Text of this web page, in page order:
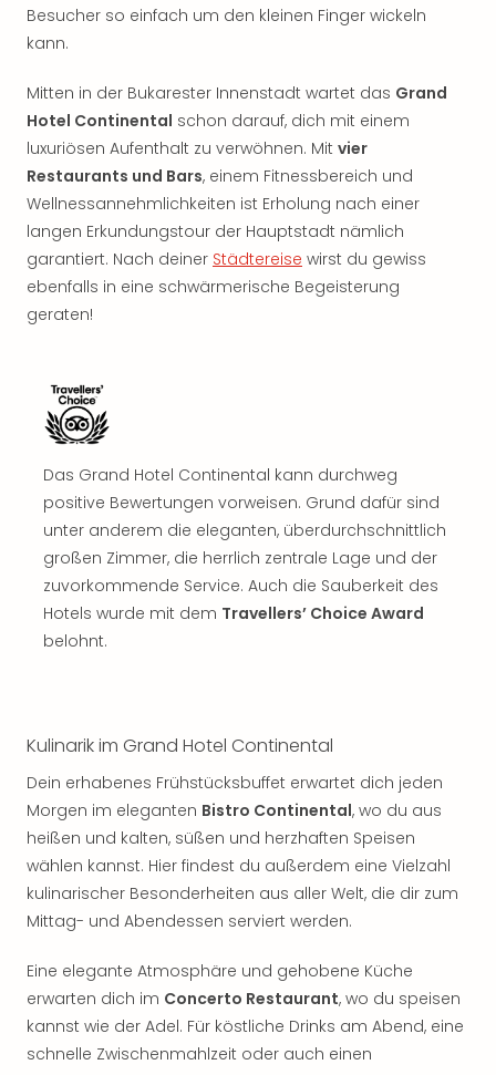
Besucher so einfach um den kleinen Finger wickeln
kann.
Mitten in der Bukarester Innenstadt wartet das Grand
Hotel Continental schon darauf, dich mit einem
luxuriösen Aufenthalt zu verwöhnen. Mit vier
Restaurants und Bars, einem Fitnessbereich und
Wellnessannehmlichkeiten ist Erholung nach einer
langen Erkundungstour der Hauptstadt nämlich
garantiert. Nach deiner Städtereise wirst du gewiss
ebenfalls in eine schwärmerische Begeisterung
geraten!
Das Grand Hotel Continental kann durchweg
positive Bewertungen vorweisen. Grund dafür sind
unter anderem die eleganten, überdurchschnittlich
großen Zimmer, die herrlich zentrale Lage und der
zuvorkommende Service. Auch die Sauberkeit des
Hotels wurde mit dem Travellers’ Choice Award
belohnt.
Kulinarik im Grand Hotel Continental
Dein erhabenes Frühstücksbuffet erwartet dich jeden
Morgen im eleganten Bistro Continental, wo du aus
heißen und kalten, süßen und herzhaften Speisen
wählen kannst. Hier findest du außerdem eine Vielzahl
kulinarischer Besonderheiten aus aller Welt, die dir zum
Mittag- und Abendessen serviert werden.
Eine elegante Atmosphäre und gehobene Küche
erwarten dich im Concerto Restaurant, wo du speisen
kannst wie der Adel. Für köstliche Drinks am Abend, eine
schnelle Zwischenmahlzeit oder auch einen